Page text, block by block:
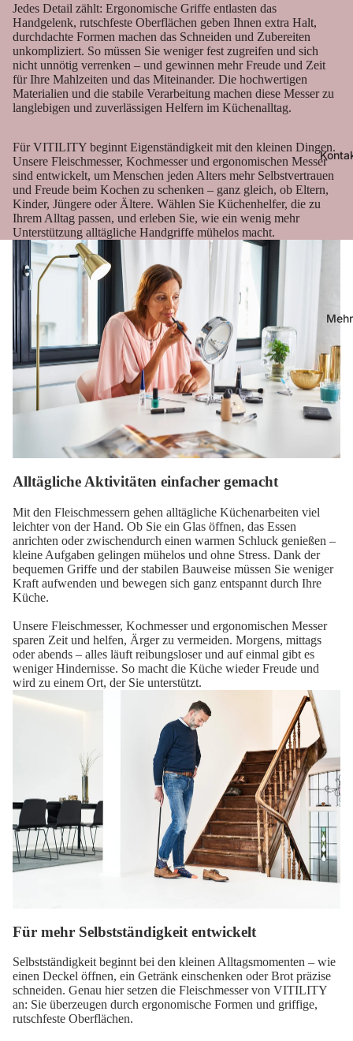
Mehr
Jedes Detail zählt: Ergonomische Griffe entlasten das
Handgelenk, rutschfeste Oberflächen geben Ihnen extra Halt,
durchdachte Formen machen das Schneiden und Zubereiten
unkompliziert. So müssen Sie weniger fest zugreifen und sich
nicht unnötig verrenken – und gewinnen mehr Freude und Zeit
für Ihre Mahlzeiten und das Miteinander. Die hochwertigen
Materialien und die stabile Verarbeitung machen diese Messer zu
langlebigen und zuverlässigen Helfern im Küchenalltag.
Für VITILITY beginnt Eigenständigkeit mit den kleinen Dingen.
Unsere Fleischmesser, Kochmesser und ergonomischen Messer
sind entwickelt, um Menschen jeden Alters mehr Selbstvertrauen
und Freude beim Kochen zu schenken – ganz gleich, ob Eltern,
Kinder, Jüngere oder Ältere. Wählen Sie Küchenhelfer, die zu
Ihrem Alltag passen, und erleben Sie, wie ein wenig mehr
Unterstützung alltägliche Handgriffe mühelos macht.
Alltägliche Aktivitäten einfacher gemacht
Mit den Fleischmessern gehen alltägliche Küchenarbeiten viel
leichter von der Hand. Ob Sie ein Glas öffnen, das Essen
anrichten oder zwischendurch einen warmen Schluck genießen –
kleine Aufgaben gelingen mühelos und ohne Stress. Dank der
bequemen Griffe und der stabilen Bauweise müssen Sie weniger
Kraft aufwenden und bewegen sich ganz entspannt durch Ihre
Küche.
Unsere Fleischmesser, Kochmesser und ergonomischen Messer
sparen Zeit und helfen, Ärger zu vermeiden. Morgens, mittags
oder abends – alles läuft reibungsloser und auf einmal gibt es
weniger Hindernisse. So macht die Küche wieder Freude und
wird zu einem Ort, der Sie unterstützt.
Für mehr Selbstständigkeit entwickelt
Selbstständigkeit beginnt bei den kleinen Alltagsmomenten – wie
einen Deckel öffnen, ein Getränk einschenken oder Brot präzise
schneiden. Genau hier setzen die Fleischmesser von VITILITY
an: Sie überzeugen durch ergonomische Formen und griffige,
rutschfeste Oberflächen.